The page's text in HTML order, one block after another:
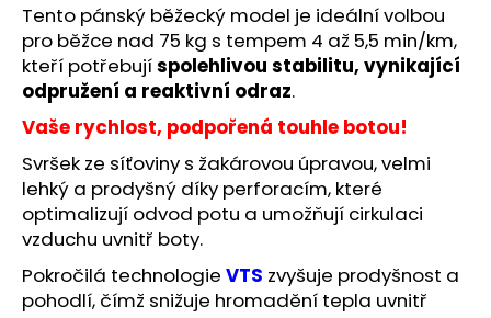
Tento pánský běžecký model je ideální volbou
pro běžce nad 75 kg s tempem 4 až 5,5 min/km,
kteří potřebujíspolehlivou stabilitu, vynikající
odpružení a reaktivní odraz.
Vaše rychlost, podpořená touhle botou!
Svršek ze síťoviny s žakárovou úpravou, velmi
lehký a prodyšný díky perforacím, které
optimalizují odvod potu a umožňují cirkulaci
vzduchu uvnitř boty.
Pokročilá technologie VTS zvyšuje prodyšnost a
pohodlí, čímž snižuje hromadění tepla uvnitř
u
č
u
j
e
e
BĚŽECKÁ
OBUV
JOMA
RASE
2611